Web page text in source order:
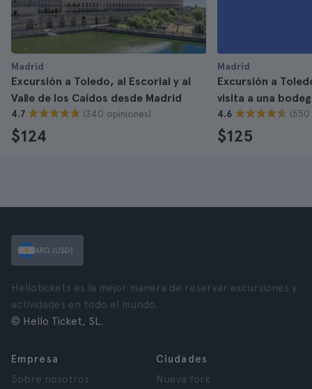
Madrid
Excursión a Toledo, al Escorial y al
Valle de los Caídos desde Madrid
4.7 (340 opiniones)
$124
Madrid
Excursión a
visita a una
4.6 (550
$125
ARG (USD)
Hellotickets es la mejor manera de reservar excursiones y
actividades en todo el mundo.
© Hello Ticket, SL.
Empresa
Sobre nosotros
Ciudades
Nueva York